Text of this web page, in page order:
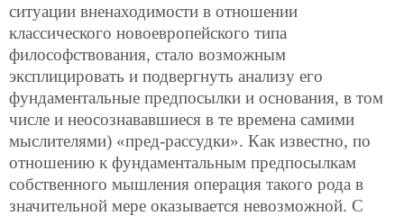
ситуации вненаходимости в отношении
классического новоевропейского типа
философствования, стало возможным
эксплицировать и подвергнуть анализу его
фундаментальные предпосылки и основания, в том
числе и неосознававшиеся в те времена самими
мыслителями) «пред-рассудки». Как известно, по
отношению к фундаментальным предпосылкам
собственного мышления операция такого рода в
значительной мере оказывается невозможной. С